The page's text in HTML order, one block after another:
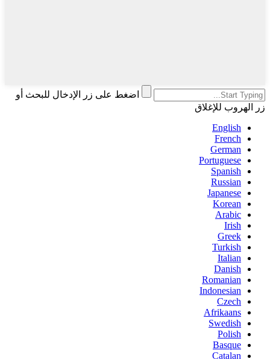
اضغط على زر الإدخال للبحث أو
زر الهروب للإغلاق
English
French
German
Portuguese
Spanish
Russian
Japanese
Korean
Arabic
Irish
Greek
Turkish
Italian
Danish
Romanian
Indonesian
Czech
Afrikaans
Swedish
Polish
Basque
Catalan